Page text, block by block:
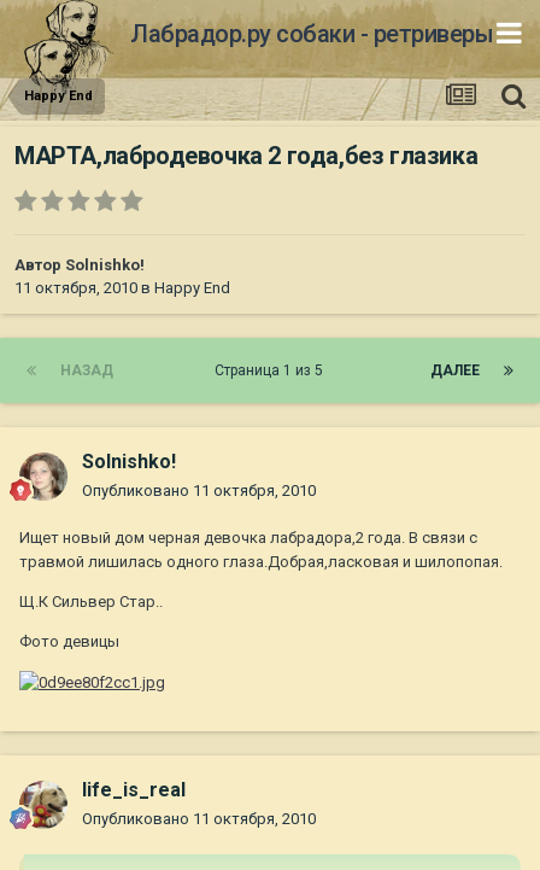
Лабрадор.ру собаки - ретриверы
Happy End
МАРТА,лабродевочка 2 года,без глазика
Автор Solnishko!
11 октября, 2010 в Happy End
НАЗАД ДАЛЕЕ
Страница 1 из 5
Solnishko!
Опубликовано 11 октября, 2010
Ищет новый дом черная девочка лабрадора,2 года. В связи с
травмой лишилась одного глаза.Добрая,ласковая и шилопопая.
Щ.К Сильвер Стар..
Фото девицы
life_is_real
Опубликовано 11 октября, 2010